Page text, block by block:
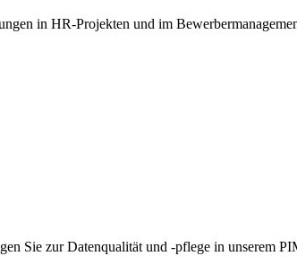
in HR-Projekten und im
Sie zur Datenqualität und -pflege in unserem